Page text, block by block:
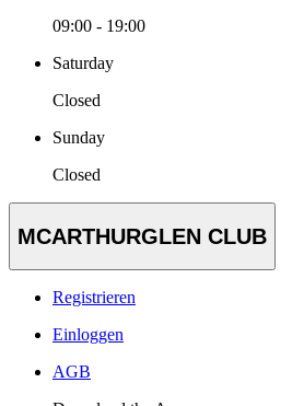
09:00 - 19:00
Saturday
Closed
Sunday
Closed
MCARTHURGLEN CLUB
Registrieren
Einloggen
AGB